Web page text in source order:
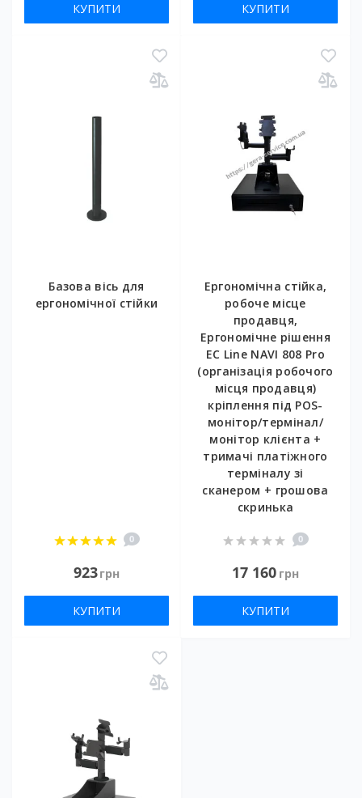
КУПИТИ КУПИТИ
Базова вісь для
ергономічної стійки
0
923грн
КУПИТИ
Ергономічна стійка,
робоче місце
продавця,
Ергономічне рішення
EC Line NAVI 808 Pro
(організація робочого
місця продавця)
кріплення під POS-
монітор/термінал/
монітор клієнта +
тримачі платіжного
терміналу зі
сканером + грошова
скринька
0
17 160 грн
КУПИТИ